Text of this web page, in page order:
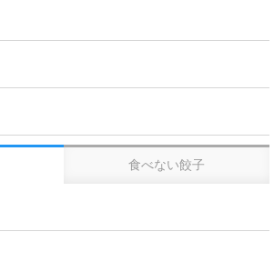
食べない餃子